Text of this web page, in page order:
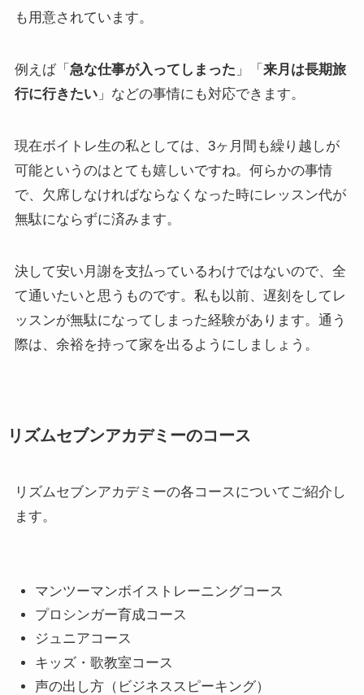
も用意されています。
例えば「 急な仕事が入ってしまった 」「 来月は長期旅
行に行きたい」などの事情にも対応できます。
現在ボイトレ生の私としては、3ヶ月間も繰り越しが
可能というのはとても嬉しいですね。何らかの事情
で、欠席しなければならなくなった時にレッスン代が
無駄にならずに済みます。
決して安い月謝を支払っているわけではないので、全
て通いたいと思うものです。私も以前、遅刻をしてレ
ッスンが無駄になってしまった経験があります。通う
際は、余裕を持って家を出るようにしましょう。
リズムセブンアカデミーのコース
リズムセブンアカデミーの各コースについてご紹介し
ます。
マンツーマンボイストレーニングコース
プロシンガー育成コース
ジュニアコース
キッズ・歌教室コース
声の出し方（ビジネススピーキング）